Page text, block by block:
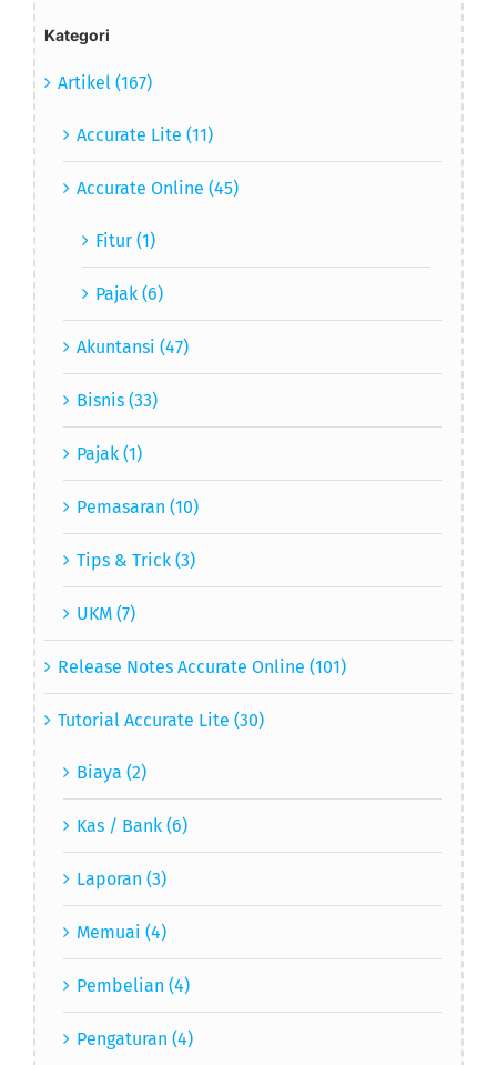
Kategori
Artikel (167)
Accurate Lite (11)
Accurate Online (45)
Fitur (1)
Pajak (6)
Akuntansi (47)
Bisnis (33)
Pajak (1)
Pemasaran (10)
Tips & Trick (3)
UKM (7)
Release Notes Accurate Online (101)
Tutorial Accurate Lite (30)
Biaya (2)
Kas / Bank (6)
Laporan (3)
Memuai (4)
Pembelian (4)
Pengaturan (4)